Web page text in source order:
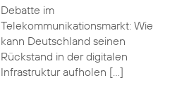
Debatte im
Telekommunikationsmarkt: Wie
kann Deutschland seinen
Rückstand in der digitalen
Infrastruktur aufholen […]